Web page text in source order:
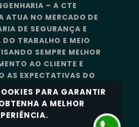
– A CTE
ATUA NO MERCADO DE
DE SEGURANÇA E
TRABALHO E MEIO
SEMPRE MELHOR
AO CLIENTE E
AS EXPECTATIVAS DO
A CTE ENGENHARIA
UMA EQUIPE DE
ALTAMENTE
E ESPECIALIZADOS.
PARA GARANTIR
A MELHOR